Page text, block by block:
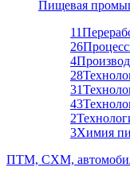
Пищевая
11
26
4
28
31
43
2
3Химия
ПТМ, СХМ,